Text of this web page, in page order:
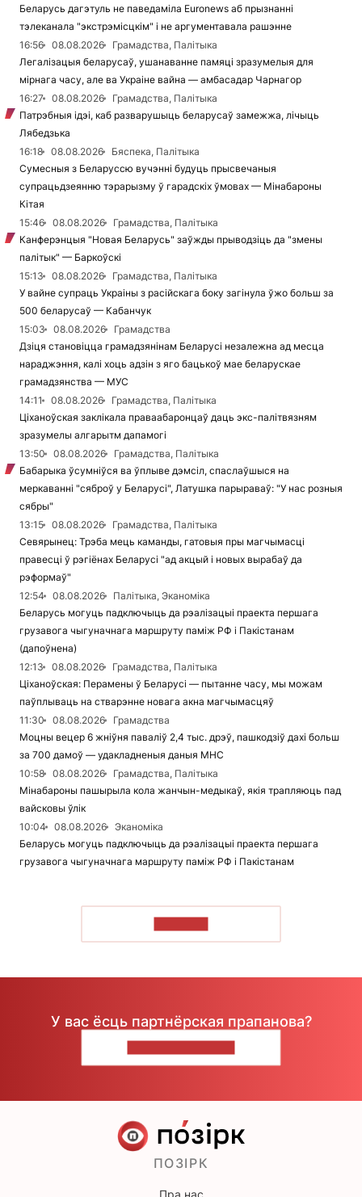
Беларусь дагэтуль не паведаміла Euronews аб прызнанні
тэлеканала "экстрэмісцкім" і не аргументавала рашэнне
16:56
08.08.2026
Грамадства, Палітыка
Легалізацыя беларусаў, ушанаванне памяці зразумелыя для
мірнага часу, але ва Украіне вайна — амбасадар Чарнагор
16:27
08.08.2026
Грамадства, Палітыка
Патрэбныя ідэі, каб разварушыць беларусаў замежжа, лічыць
Лябедзька
16:18
08.08.2026
Бяспека, Палітыка
Сумесныя з Беларуссю вучэнні будуць прысвечаныя
супрацьдзеянню тэрарызму ў гарадскіх ўмовах — Мінабароны
Кітая
15:46
08.08.2026
Грамадства, Палітыка
Канферэнцыя "Новая Беларусь" заўжды прыводзіць да "змены
палітык" — Баркоўскі
15:13
08.08.2026
Грамадства, Палітыка
У вайне супраць Украіны з расійскага боку загінула ўжо больш за
500 беларусаў — Кабанчук
15:03
08.08.2026
Грамадства
Дзіця становіцца грамадзянінам Беларусі незалежна ад месца
нараджэння, калі хоць адзін з яго бацькоў мае беларускае
грамадзянства — МУС
14:11
08.08.2026
Грамадства, Палітыка
Ціханоўская заклікала праваабаронцаў даць экс-палітвязням
зразумелы алгарытм дапамогі
13:50
08.08.2026
Грамадства, Палітыка
Бабарыка ўсумніўся ва ўплыве дэмсіл, спаслаўшыся на
меркаванні "сяброў у Беларусі", Латушка парыраваў: "У нас розныя
сябры"
13:15
08.08.2026
Грамадства, Палітыка
Севярынец: Трэба мець каманды, гатовыя пры магчымасці
правесці ў рэгіёнах Беларусі "ад акцый і новых вырабаў да
рэформаў"
12:54
08.08.2026
Палітыка, Эканоміка
Беларусь могуць падключыць да рэалізацыі праекта першага
грузавога чыгуначнага маршруту паміж РФ і Пакістанам
(дапоўнена)
12:13
08.08.2026
Грамадства, Палітыка
Ціханоўская: Перамены ў Беларусі — пытанне часу, мы можам
паўплываць на стварэнне новага акна магчымасцяў
11:30
08.08.2026
Грамадства
Моцны вецер 6 жніўня паваліў 2,4 тыс. дрэў, пашкодзіў дахі больш
за 700 дамоў — удакладненыя даныя МНС
10:58
08.08.2026
Грамадства, Палітыка
Мінабароны пашырыла кола жанчын-медыкаў, якія трапляюць пад
вайсковы ўлік
10:04
08.08.2026
Эканоміка
Беларусь могуць падключыць да рэалізацыі праекта першага
грузавога чыгуначнага маршруту паміж РФ і Пакістанам
У вас ёсць партнёрская прапанова?
ПОЗІРК
Пра нас